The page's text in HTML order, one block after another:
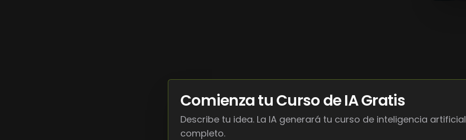
Comienza tu Curso de IA Gratis
Describe tu idea. La IA generará tu curso de inteligencia artificial
completo.